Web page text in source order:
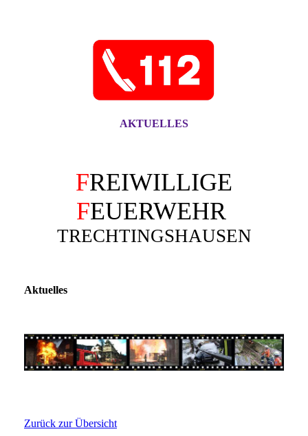
AKTUELLES
FREIWILLIGE
FEUERWEHR
TRECHTINGSHAUSEN
Aktuelles
Zurück zur Übersicht